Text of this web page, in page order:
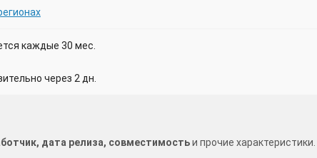
каждые 30 мес.
через 2 дн.
дата релиза, совместимостьи прочие характеристики.